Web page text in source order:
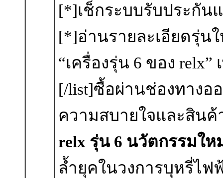
[*]เช็กระบบรับประกัน
[*]อ่านรายละเอียดรุ่น
“เครื่องรุ่น 6 ของ
[/list]ซื้อผ่านช่องทางอ
ความสบายใจและสิน
relx รุ่น 6 นวัตกรรมใ
ล้ำยุคในวงการบุหรี่ไฟ